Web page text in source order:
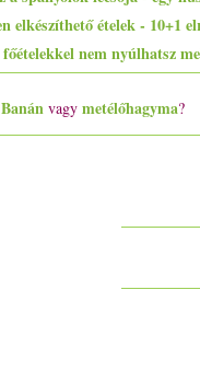
Banán vagy metélőhagyma?